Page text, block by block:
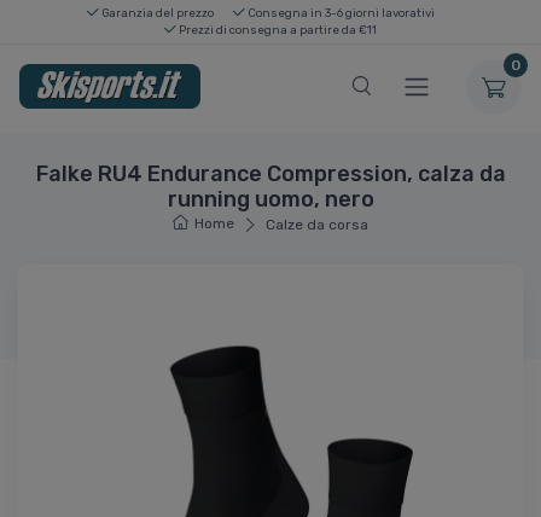
Garanzia del prezzo
Consegna in 3-6 giorni lavorativi
Prezzi di consegna a partire da €11
0
Falke RU4 Endurance Compression, calza da
running uomo, nero
Home Calze da corsa